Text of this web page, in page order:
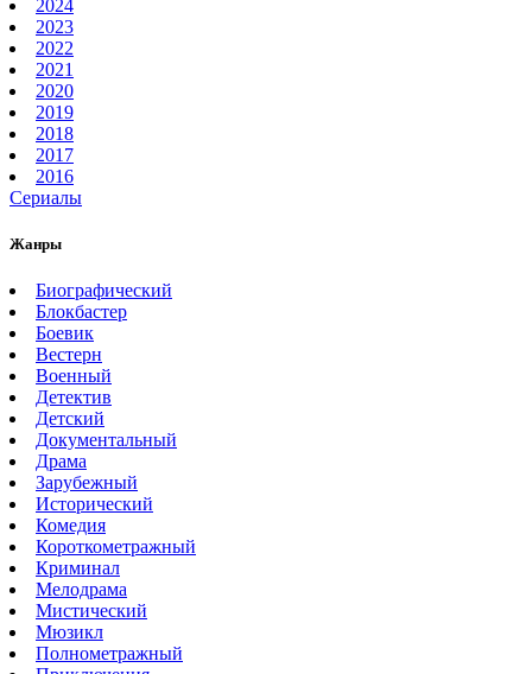
2024
2023
2022
2021
2020
2019
2018
2017
2016
Сериалы
Жанры
Биографический
Блокбастер
Боевик
Вестерн
Военный
Детектив
Детский
Документальный
Драма
Зарубежный
Исторический
Комедия
Короткометражный
Криминал
Мелодрама
Мистический
Мюзикл
Полнометражный